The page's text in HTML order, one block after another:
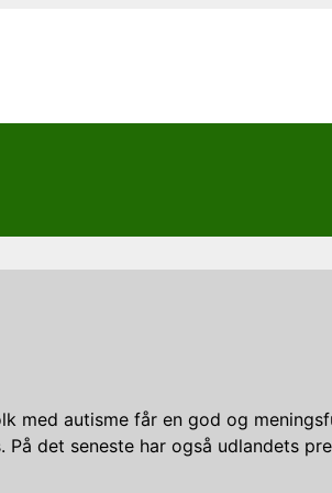
autisme får en god og
det seneste har også udlandets